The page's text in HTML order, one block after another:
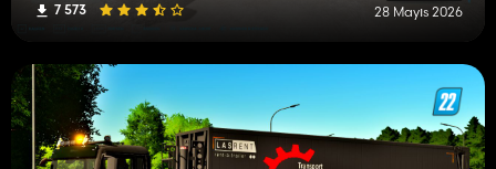
7 573 28 Mayıs 2026